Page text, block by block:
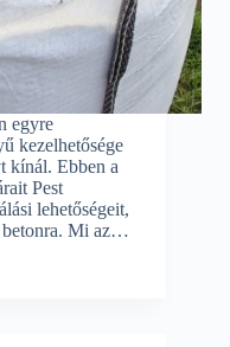
egyre
kezelhetősége
kínál. Ebben a
Pest
lehetőségeit,
betonra. Mi az…